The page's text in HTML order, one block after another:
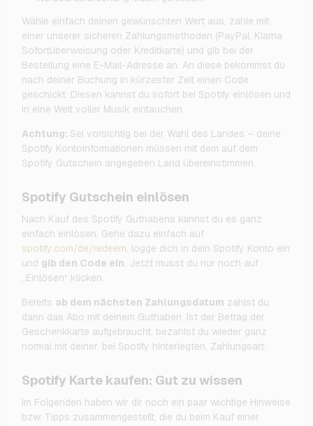
Wähle einfach deinen gewünschten Wert aus, zahle mit
einer unserer sicheren Zahlungsmethoden (PayPal, Klarna
Sofortüberweisung oder Kreditkarte) und gib bei der
Bestellung eine E-Mail-Adresse an. An diese bekommst du
nach deiner Buchung in kürzester Zeit einen Code
geschickt. Diesen kannst du sofort bei Spotify einlösen und
in eine Welt voller Musik eintauchen.
Achtung: Sei vorsichtig bei der Wahl des Landes – deine
Spotify Kontoinformationen müssen mit dem auf dem
Spotify Gutschein angegeben Land übereinstimmen.
Spotify Gutschein einlösen
Nach Kauf des Spotify Guthabens kannst du es ganz
einfach einlösen. Gehe dazu einfach auf
spotify.com/de/redeem, logge dich in dein Spotify Konto ein
und gib den Code ein. Jetzt musst du nur noch auf
„Einlösen“ klicken.
Bereits ab dem nächsten Zahlungsdatum zahlst du
dann das Abo mit deinem Guthaben. Ist der Betrag der
Geschenkkarte aufgebraucht, bezahlst du wieder ganz
normal mit deiner, bei Spotify hinterlegten, Zahlungsart.
Spotify Karte kaufen: Gut zu wissen
Im Folgenden haben wir dir noch ein paar wichtige Hinweise
bzw. Tipps zusammengestellt, die du beim Kauf einer